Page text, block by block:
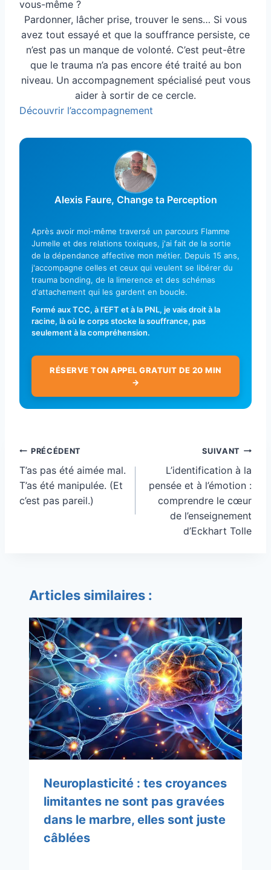
vous-même ?
Pardonner, lâcher prise, trouver le sens… Si vous
avez tout essayé et que la souffrance persiste, ce
n’est pas un manque de volonté. C’est peut-être
que le trauma n’a pas encore été traité au bon
niveau. Un accompagnement spécialisé peut vous
aider à sortir de ce cercle.
Découvrir l’accompagnement
Alexis Faure, Change ta Perception
Après avoir moi-même traversé un parcours Flamme
Jumelle et des relations toxiques, j'ai fait de la sortie
de la dépendance affective mon métier. Depuis 15 ans,
j'accompagne celles et ceux qui veulent se libérer du
trauma bonding, de la limerence et des schémas
d'attachement qui les gardent en boucle.
Formé aux TCC, à l'EFT et à la PNL, je vais droit à la
racine, là où le corps stocke la souffrance, pas
seulement à la compréhension.
RÉSERVE TON APPEL GRATUIT DE 20 MIN
→
Navigation
de
l’article
PRÉCÉDENT
T’as pas été aimée mal.
T’as été manipulée. (Et
c’est pas pareil.)
SUIVANT
L’identification à la
pensée et à l’émotion :
comprendre le cœur
de l’enseignement
d’Eckhart Tolle
Articles similaires :
Neuroplasticité : tes croyances
limitantes ne sont pas gravées
dans le marbre, elles sont juste
câblées